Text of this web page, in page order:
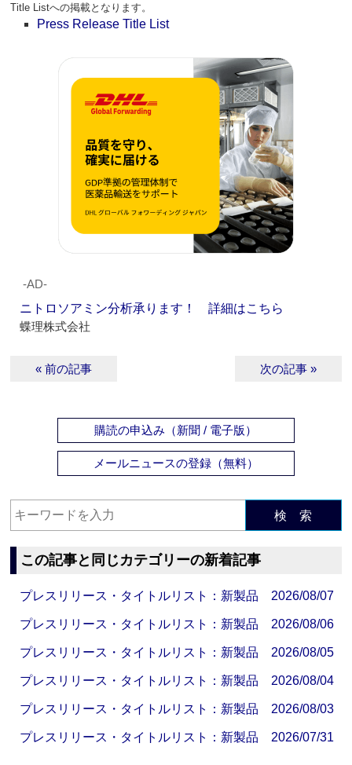
Title Listへの掲載となります。
Press Release Title List
‐AD‐
ニトロソアミン分析承ります！ 詳細はこちら
蝶理株式会社
« 前の記事 次の記事 »
購読の申込み（新聞 / 電子版）
メールニュースの登録（無料）
検 索
この記事と同じカテゴリーの新着記事
プレスリリース・タイトルリスト：新製品 2026/08/07
プレスリリース・タイトルリスト：新製品 2026/08/06
プレスリリース・タイトルリスト：新製品 2026/08/05
プレスリリース・タイトルリスト：新製品 2026/08/04
プレスリリース・タイトルリスト：新製品 2026/08/03
プレスリリース・タイトルリスト：新製品 2026/07/31